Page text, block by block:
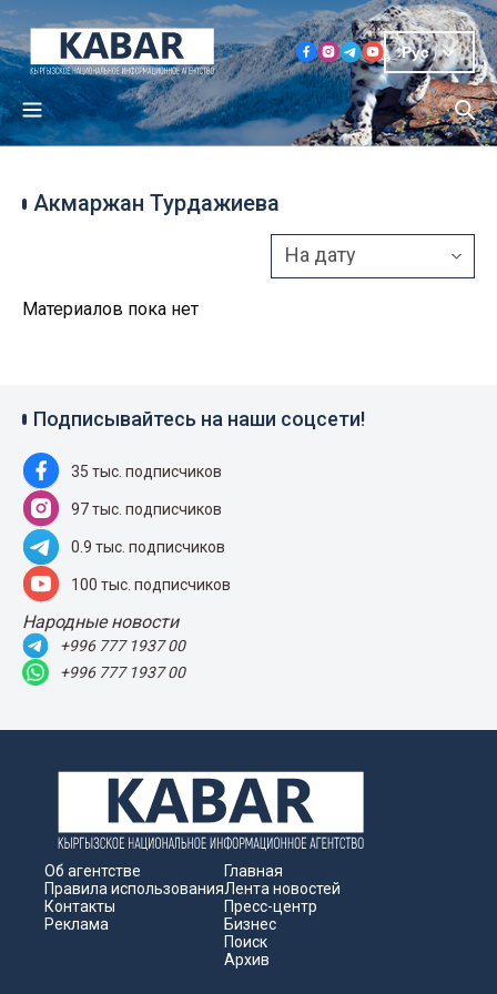
Рус
Акмаржан Турдажиева
Материалов пока нет
Подписывайтесь на наши соцсети!
35 тыс. подписчиков
97 тыс. подписчиков
0.9 тыс. подписчиков
100 тыс. подписчиков
Народные новости
+996 777 1937 00
+996 777 1937 00
Об агентстве
Правила использования
Контакты
Реклама
Главная
Лента новостей
Пресс-центр
Бизнес
Поиск
Архив